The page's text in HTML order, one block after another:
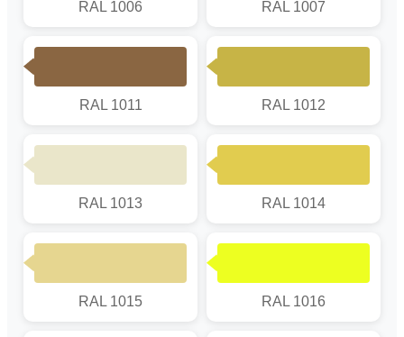
RAL 1006 RAL 1007
RAL 1011 RAL 1012
RAL 1013 RAL 1014
RAL 1015 RAL 1016